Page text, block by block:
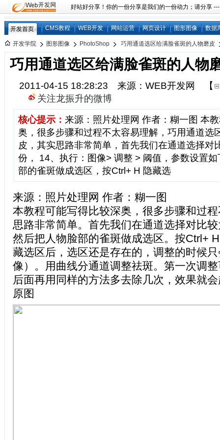
好站好分享！你的一份分享是我们的一份动力；请分享
开发首页 CMS教程 WEB开发 网站运营 网页设计 图形图像 数据
开发学院 图形图像 PhotoShop 巧用通道选区给满脸雀斑的人物磨皮
巧用通道选区给满脸雀斑的人物
2011-04-15 18:28:23 来源：WEB开发网
【
关注龙振升的微博
核心提示： 来源：照片处理网 作者：糊一图 本
奥，很多步骤和过程不太容易理解，巧用通道选
皮，其实思路非常简单，首先我们在通道选择对
份， 14、执行：图像> 调整 > 阈值，参数设置
部的雀斑做成选区，按Ctrl+ H 隐藏选
来源：照片处理网 作者：糊一图
本教程可能写得比较深奥，很多步骤和过
思路非常简单。首先我们在通道选择对比
然后把人物脸部的雀斑做成选区。按Ctrl+
藏选区后，选区还是存在的，调整的时候
像）。用曲线分通道调整祛斑。第一次调
后面再用同样的方法多去除几次，效果就
原图